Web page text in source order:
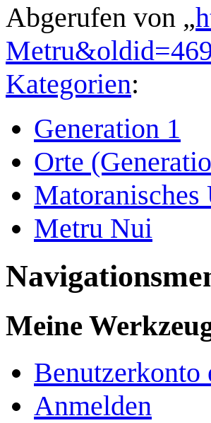
Abgerufen von „
Kategorien:
Generation 1
Orte
Metru Nui
Meine
Benutzerkonto
Anmelden